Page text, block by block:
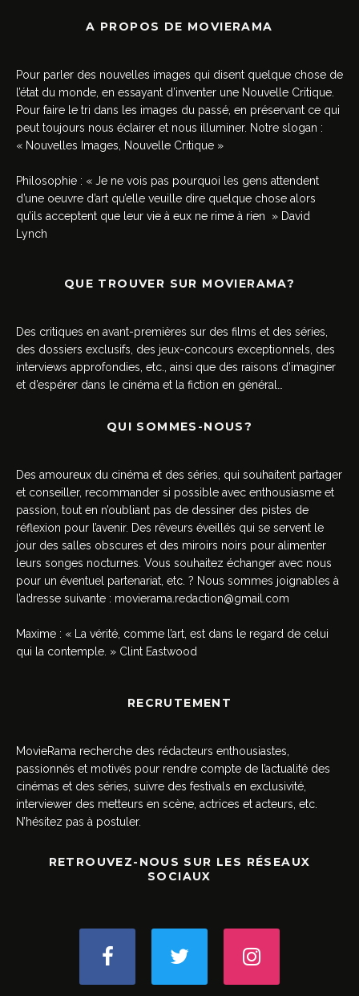
A PROPOS DE MOVIERAMA
Pour parler des nouvelles images qui disent quelque chose de
l’état du monde, en essayant d’inventer une Nouvelle Critique.
Pour faire le tri dans les images du passé, en préservant ce qui
peut toujours nous éclairer et nous illuminer. Notre slogan :
« Nouvelles Images, Nouvelle Critique »
Philosophie : « Je ne vois pas pourquoi les gens attendent
d’une oeuvre d’art qu’elle veuille dire quelque chose alors
qu’ils acceptent que leur vie à eux ne rime à rien » David
Lynch
QUE TROUVER SUR MOVIERAMA?
Des critiques en avant-premières sur des films et des séries,
des dossiers exclusifs, des jeux-concours exceptionnels, des
interviews approfondies, etc., ainsi que des raisons d’imaginer
et d’espérer dans le cinéma et la fiction en général…
QUI SOMMES-NOUS?
Des amoureux du cinéma et des séries, qui souhaitent partager
et conseiller, recommander si possible avec enthousiasme et
passion, tout en n’oubliant pas de dessiner des pistes de
réflexion pour l’avenir. Des rêveurs éveillés qui se servent le
jour des salles obscures et des miroirs noirs pour alimenter
leurs songes nocturnes. Vous souhaitez échanger avec nous
pour un éventuel partenariat, etc. ? Nous sommes joignables à
l’adresse suivante : movierama.redaction@gmail.com
Maxime : « La vérité, comme l’art, est dans le regard de celui
qui la contemple. » Clint Eastwood
RECRUTEMENT
MovieRama recherche des rédacteurs enthousiastes,
passionnés et motivés pour rendre compte de l’actualité des
cinémas et des séries, suivre des festivals en exclusivité,
interviewer des metteurs en scène, actrices et acteurs, etc.
N’hésitez pas à postuler.
RETROUVEZ-NOUS SUR LES RÉSEAUX
SOCIAUX